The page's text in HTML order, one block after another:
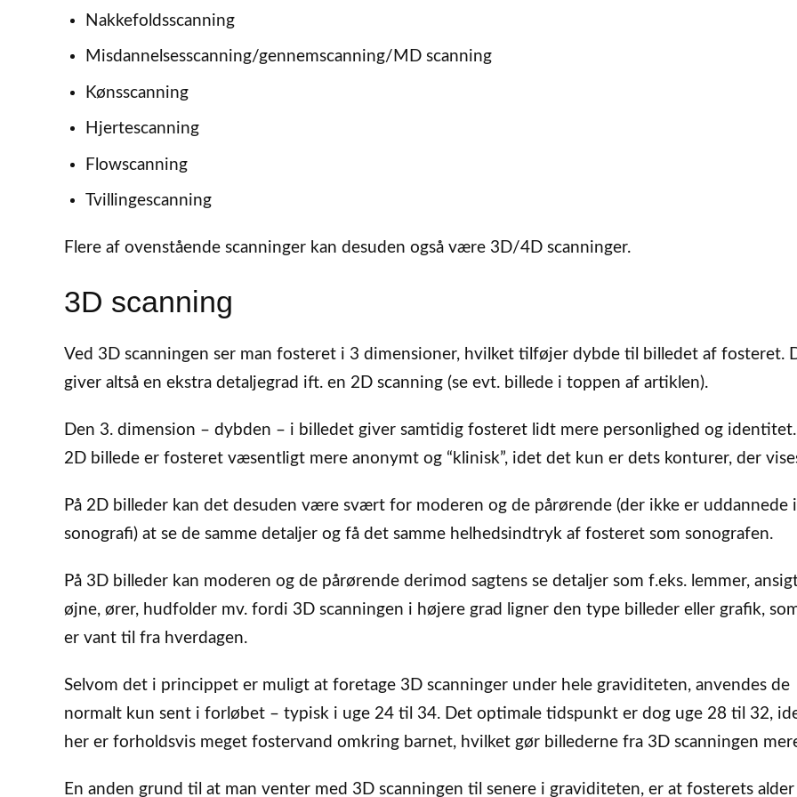
Nakkefoldsscanning
Misdannelsesscanning/gennemscanning/MD scanning
Kønsscanning
Hjertescanning
Flowscanning
Tvillingescanning
Flere af ovenstående scanninger kan desuden også være 3D/4D scanninger.
3D scanning
Ved 3D scanningen ser man fosteret i 3 dimensioner, hvilket tilføjer dybde til billedet af fosteret.
giver altså en ekstra detaljegrad ift. en 2D scanning (se evt. billede i toppen af artiklen).
Den 3. dimension – dybden – i billedet giver samtidig fosteret lidt mere personlighed og identitet.
2D billede er fosteret væsentligt mere anonymt og “klinisk”, idet det kun er dets konturer, der
På 2D billeder kan det desuden være svært for moderen og de pårørende (der ikke er uddannede i
sonografi) at se de samme detaljer og få det samme helhedsindtryk af fosteret som sonografen.
På 3D billeder kan moderen og de pårørende derimod sagtens se detaljer som f.eks. lemmer,
øjne, ører, hudfolder mv. fordi 3D scanningen i højere grad ligner den type billeder eller grafik,
er vant til fra hverdagen.
Selvom det i princippet er muligt at foretage 3D scanninger under hele graviditeten, anvendes de
normalt kun sent i forløbet – typisk i uge 24 til 34. Det optimale tidspunkt er dog uge 28 til 32,
her er forholdsvis meget fostervand omkring barnet, hvilket gør billederne fra 3D scanningen
En anden grund til at man venter med 3D scanningen til senere i graviditeten, er at fosterets alder